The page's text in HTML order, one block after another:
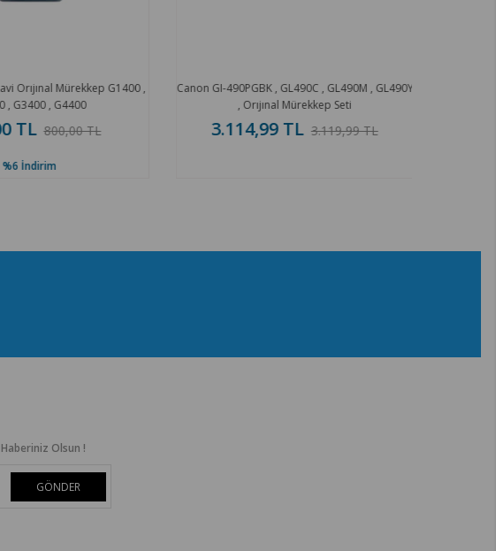
Orıjınal Mürekkep G1400 ,
, G3400 , G4400
TL 800,00 TL
%6 İndirim
Canon GI-490PGBK , GL490C , GL490M , GL490Y
, Orıjınal Mürekkep Seti
3.114,99 TL 3.119,99 TL
Olsun !
GÖNDER